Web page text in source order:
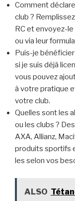
Comment
club ?
RC et envoyez-
ou via leur
Puis-je
si je suis déjà
vous pouvez
à votre pratique
votre club.
Quelles sont les
ou les clubs ?
AXA, Allianz,
produits sportifs
les selon vos
ALSO